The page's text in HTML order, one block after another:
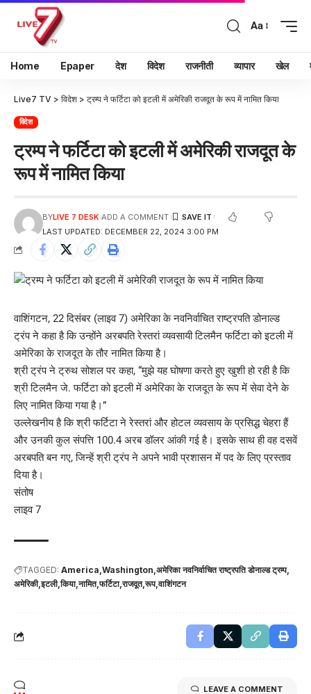
Aa
Home Epaper देश विदेश राजनीती व्यापार खेल
Live7 TV > विदेश > ट्रम्प ने फर्टिटा को इटली में अमेरिकी राजदूत के रूप में नामित किया
विदेश
ट्रम्प ने फर्टिटा को इटली में अमेरिकी राजदूत के
रूप में नामित किया
LAST UPDATED: DECEMBER 22, 2024 3:00 PM
BYLIVE 7 DESK ADD A COMMENT
वाशिंगटन, 22 दिसंबर (लाइव 7) अमेरिका के नवनिर्वाचित राष्ट्रपति डोनाल्ड
ट्रंप ने कहा है कि उन्होंने अरबपति रेस्तरां व्यवसायी टिलमैन फर्टिटा को इटली में
अमेरिका के राजदूत के तौर नामित किया है।
श्री ट्रंप ने ट्रुथ सोशल पर कहा, “मुझे यह घोषणा करते हुए खुशी हो रही है कि
श्री टिलमैन जे. फर्टिटा को इटली में अमेरिका के राजदूत के रूप में सेवा देने के
लिए नामित किया गया है।”
उल्लेखनीय है कि श्री फर्टिटा ने रेस्तरां और होटल व्यवसाय के प्रसिद्ध चेहरा हैं
और उनकी कुल संपत्ति 100.4 अरब डॉलर आंकी गई है। इसके साथ ही वह दसवें
अरबपति बन गए, जिन्हें श्री ट्रंप ने अपने भावी प्रशासन में पद के लिए प्रस्ताव
दिया है।
संतोष
लाइव 7
TAGGED: America Washington अमेरिका नवनिर्वाचित राष्ट्रपति डोनाल्ड ट्रम्प
अमेरिकी इटली किया नामित फर्टिटा राजदूत रूप वाशिंगटन
LEAVE A COMMENT